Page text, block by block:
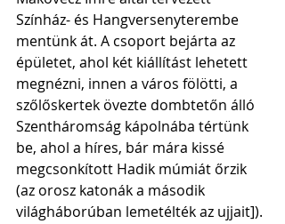
Színház- és Hangversenyterembe
mentünk át. A csoport bejárta az
épületet, ahol két kiállítást lehetett
megnézni, innen a város fölötti, a
szőlőskertek övezte dombtetőn álló
Szentháromság kápolnába tértünk
be, ahol a híres, bár mára kissé
megcsonkított Hadik múmiát őrzik
(az orosz katonák a második
világháborúban lemetélték az ujjait]).